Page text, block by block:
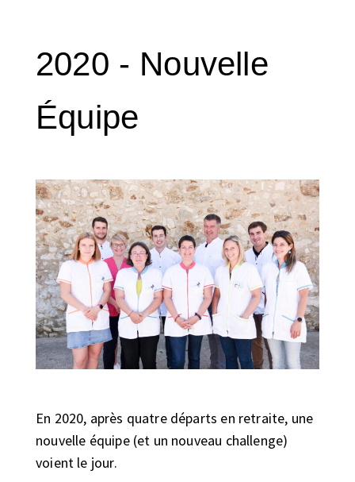
2020 - Nouvelle
Équipe
En 2020, après quatre départs en retraite, une
nouvelle équipe (et un nouveau challenge)
voient le jour.